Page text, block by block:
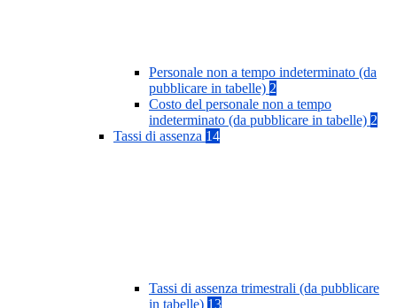
Personale non a tempo indeterminato (da
pubblicare in tabelle) 2
Costo del personale non a tempo
indeterminato (da pubblicare in tabelle) 2
Tassi di assenza 14
Tassi di assenza trimestrali (da pubblicare
in tabelle) 13